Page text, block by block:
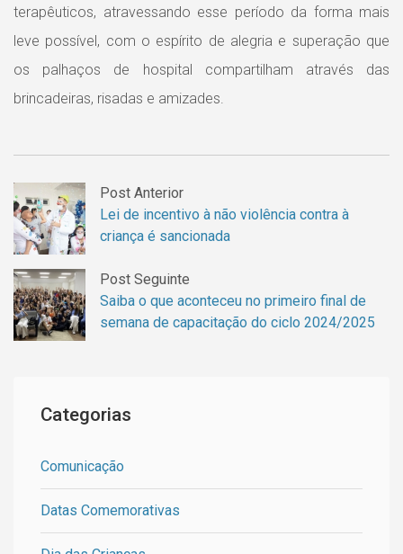
terapêuticos, atravessando esse período da forma mais
leve possível, com o espírito de alegria e superação que
os palhaços de hospital compartilham através das
brincadeiras, risadas e amizades.
Post Anterior
Lei de incentivo à não violência contra à
criança é sancionada
Post Seguinte
Saiba o que aconteceu no primeiro final de
semana de capacitação do ciclo 2024/2025
Categorias
Comunicação
Datas Comemorativas